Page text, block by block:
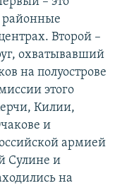
районные
Второй –
охватывавший
на полуострове
этого
Килии,
и
армией
Сулине и
на